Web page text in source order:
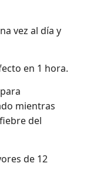
vez al día y
en 1 hora.
mientras
del
de 12